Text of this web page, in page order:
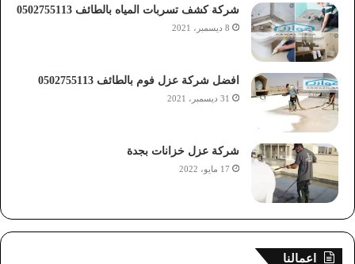
شركة كشف تسربات المياه بالطائف 0502755113
8 ديسمبر، 2021
افضل شركة عزل فوم بالطائف 0502755113
31 ديسمبر، 2021
شركة عزل خزانات بجدة
17 مايو، 2022
اعمالنا